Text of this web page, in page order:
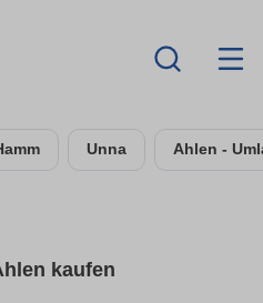
Unna Ahlen -
kaufen